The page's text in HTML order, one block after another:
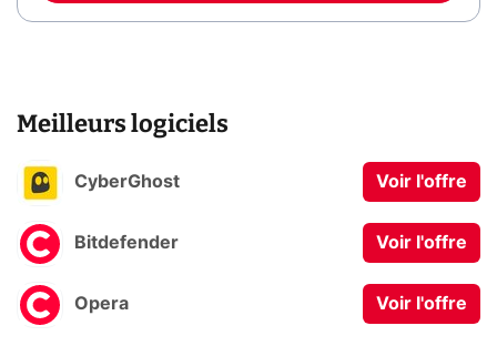
Meilleurs logiciels
CyberGhost Voir l'offre
Bitdefender Voir l'offre
Opera Voir l'offre